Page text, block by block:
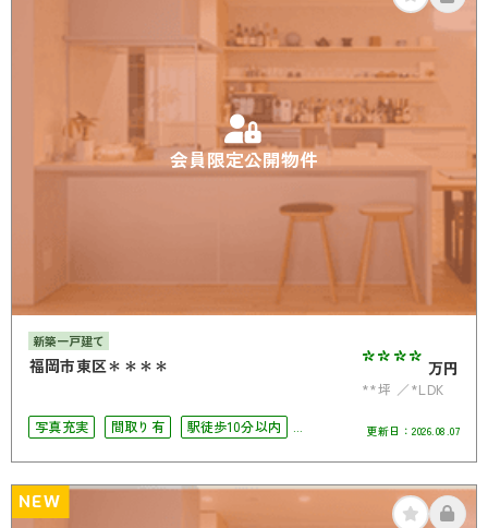
会員限定公開物件
新築一戸建て
福岡市東区＊＊＊＊ **** 万円
**坪
*LDK
写真充実
間取り有
駅徒歩10分以内
オール電化
更新日： 2026.08.07
NEW